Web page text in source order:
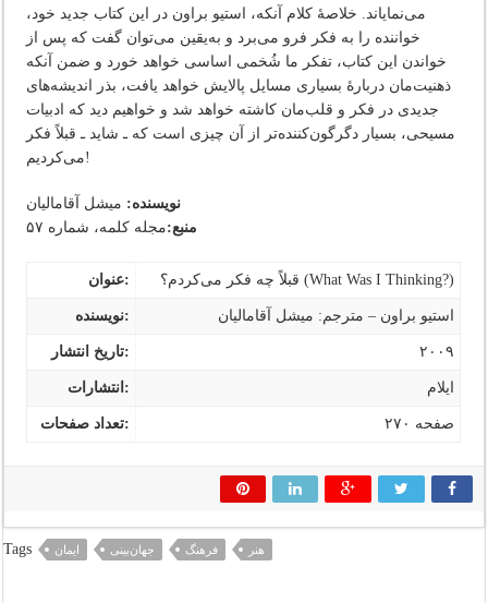
می‌نمایاند. خلاصۀ کلام آنکه، استیو براون در این کتاب جدید خود،
خواننده را به فکر فرو می‌برد و به‌یقین می‌توان گفت که پس از
خواندن این کتاب، تفکر ما شُخمی اساسی خواهد خورد و ضمن آنکه
ذهنیت‌مان دربارۀ بسیاری مسایل پالایش خواهد یافت، بذر اندیشه‌های
جدیدی در فکر و قلب‌مان کاشته خواهد شد و خواهیم دید که ادبیات
مسیحی، بسیار دگرگون‌کننده‌تر از آن چیزی است که ـ شاید ـ قبلاً فکر
می‌کردیم!
نویسنده: میشل آقامالیان
منبع:مجله کلمه، شماره ۵۷
عنوان: قبلاً چه فکر می‌کردم؟ (What Was I Thinking?)
نویسنده: استیو براون – مترجم: میشل آقامالیان
تاریخ انتشار: ۲۰۰۹
انتشارات: ایلام
تعداد صفحات: ۲۷۰ صفحه
Tags ایمان جهان‌بینی فرهنگ هنر